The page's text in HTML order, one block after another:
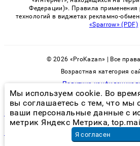
Федерации)». Правила применения
технологий в виджетах рекламно-
«Sparrow» (PDF)
© 2026 «ProKazan» | Все
Возрастная категория
Политика
генератор пара для дезинфекции
ведущий мероприятий санкт-петербург
Мы используем cookie. Во
вы соглашаетесь с тем, что мы
ваши персональные данные с
метрик Яндекс Метрика,
Я согласен